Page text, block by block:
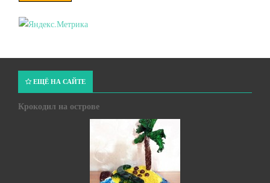
ЕЩЁ НА САЙТЕ
Крокодил на острове